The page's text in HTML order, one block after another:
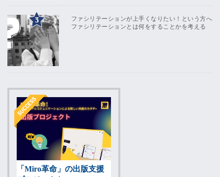
ファシリテーションが上手くなりたい！という方へ
ファシリテーションとは何をすることかを考える